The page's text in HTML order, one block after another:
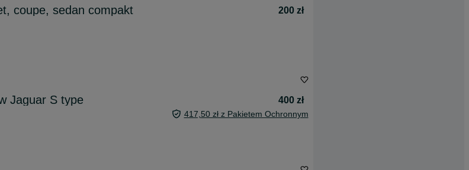
coupe, sedan compakt
200 zł
Jaguar S type
400 zł
417,50 zł z Pakietem Ochronnym